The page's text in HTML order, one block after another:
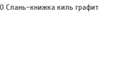
Слань-книжка киль графит